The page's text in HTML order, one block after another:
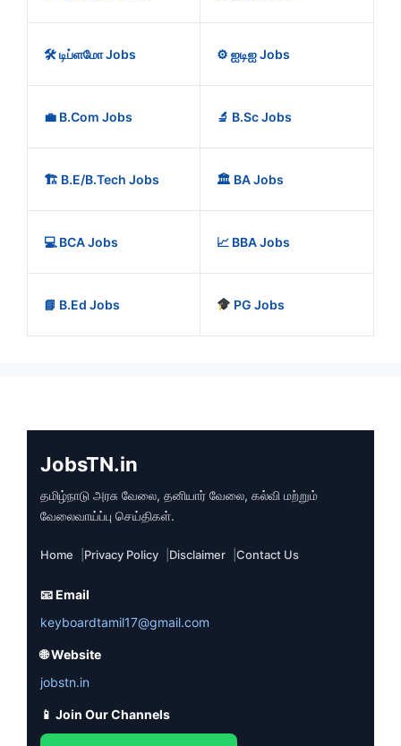
🛠️ டிப்ளமோ Jobs ⚙️ ஐடிஐ Jobs
💼 B.Com Jobs 🔬 B.Sc Jobs
🏗️ B.E/B.Tech Jobs 🏛️ BA Jobs
💻 BCA Jobs 📈 BBA Jobs
📘 B.Ed Jobs PG Jobs
JobsTN.in
தமிழ்நாடு அரசு வேலை, தனியார் வேலை, கல்வி மற்றும்
வேலைவாய்ப்பு செய்திகள்.
Home Privacy Policy Disclaimer Contact Us
📧 Email
keyboardtamil17@gmail.com
🌐 Website
jobstn.in
📱 Join Our Channels